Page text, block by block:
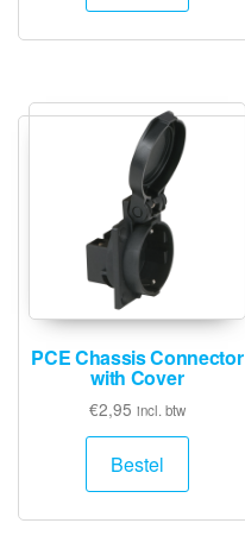
PCE Chassis Connector
with Cover
€2,95 incl. btw
Bestel